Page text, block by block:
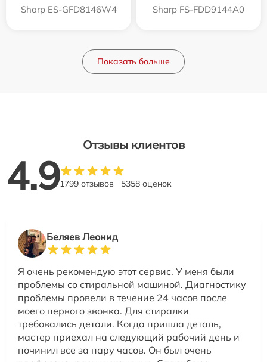
Sharp ES-GFD8146W4 Sharp FS-FDD9144A0
Показать больше
Отзывы клиентов
4.91799 отзывов 5358 оценок
Беляев Леонид
Я очень рекомендую этот сервис. У меня были
проблемы со стиральной машиной. Диагностику
проблемы провели в течение 24 часов после
моего первого звонка. Для стиралки
требовались детали. Когда пришла деталь,
мастер приехал на следующий рабочий день и
починил все за пару часов. Он был очень